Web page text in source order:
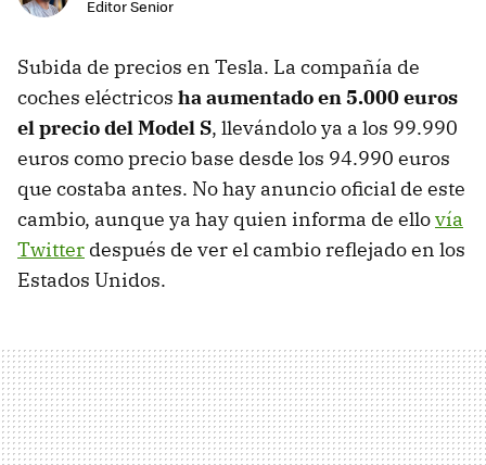
Editor Senior
Subida de precios en Tesla. La compañía de
coches eléctricos ha aumentado en 5.000 euros
el precio del Model S, llevándolo ya a los 99.990
euros como precio base desde los 94.990 euros
que costaba antes. No hay anuncio oficial de este
cambio, aunque ya hay quien informa de ellovía
Twitter después de ver el cambio reflejado en los
Estados Unidos.